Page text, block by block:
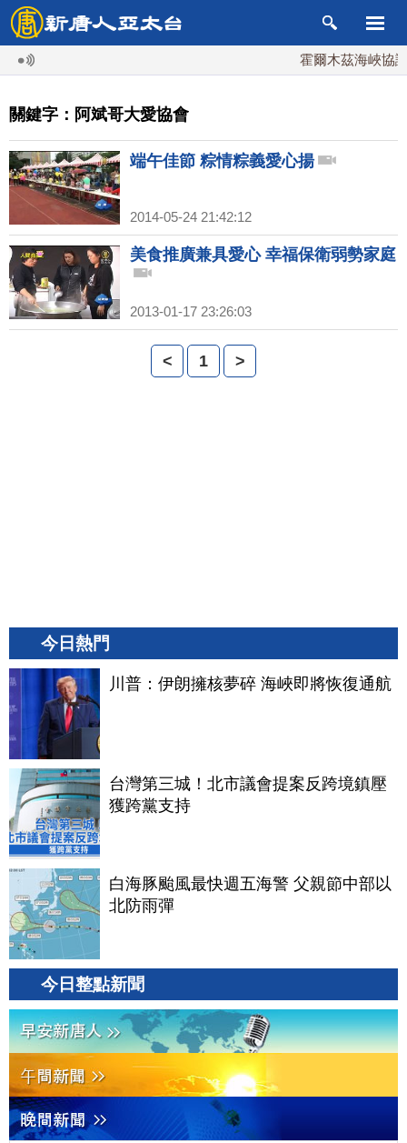
霍爾木茲海峽協議
關鍵字：阿斌哥大愛協會
端午佳節 粽情粽義愛心揚
2014-05-24 21:42:12
美食推廣兼具愛心 幸福保衛弱勢家庭
2013-01-17 23:26:03
< 1 >
今日熱門
川普：伊朗擁核夢碎 海峽即將恢復通航
台灣第三城！北市議會提案反跨境鎮壓
獲跨黨支持
白海豚颱風最快週五海警 父親節中部以
北防雨彈
今日整點新聞